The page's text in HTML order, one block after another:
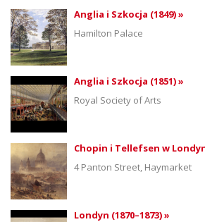
Anglia i Szkocja (1849) »
Hamilton Palace
Anglia i Szkocja (1851) »
Royal Society of Arts
Chopin i Tellefsen w
4 Panton Street, Haymarket
Londyn (1870–1873) »